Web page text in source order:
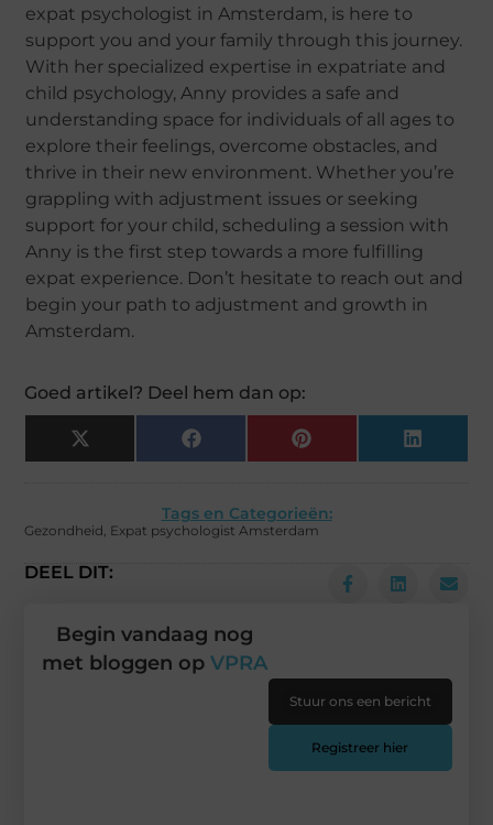
expat psychologist in Amsterdam, is here to
support you and your family through this journey.
With her specialized expertise in expatriate and
child psychology, Anny provides a safe and
understanding space for individuals of all ages to
explore their feelings, overcome obstacles, and
thrive in their new environment. Whether you’re
grappling with adjustment issues or seeking
support for your child, scheduling a session with
Anny is the first step towards a more fulfilling
expat experience. Don’t hesitate to reach out and
begin your path to adjustment and growth in
Amsterdam.
Goed artikel? Deel hem dan op:
X
(Twitter)
Facebook Pinterest LinkedIn
Tags en Categorieën:
Gezondheid, Expat psychologist Amsterdam
DEEL DIT:
Begin vandaag nog
met bloggen opVPRA
Stuur ons een bericht
Registreer hier